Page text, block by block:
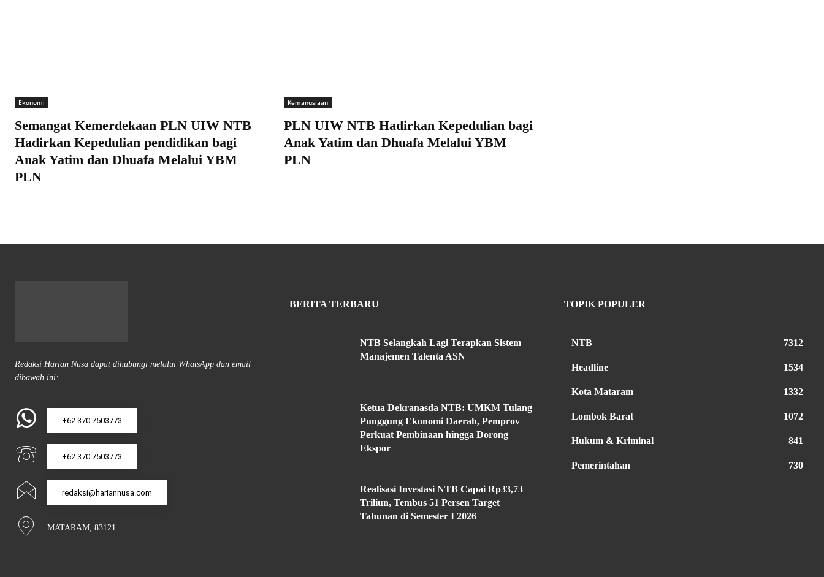
Ekonomi
Semangat Kemerdekaan PLN UIW NTB
Hadirkan Kepedulian pendidikan bagi
Anak Yatim dan Dhuafa Melalui YBM
PLN
Kemanusiaan
PLN UIW NTB Hadirkan Kepedulian bagi
Anak Yatim dan Dhuafa Melalui YBM
PLN
Redaksi Harian Nusa dapat dihubungi melalui WhatsApp dan email
dibawah ini:
+62 370 7503773
+62 370 7503773
redaksi@hariannusa.com
MATARAM, 83121
BERITA TERBARU
NTB Selangkah Lagi Terapkan Sistem
Manajemen Talenta ASN
Ketua Dekranasda NTB: UMKM Tulang
Punggung Ekonomi Daerah, Pemprov
Perkuat Pembinaan hingga Dorong
Ekspor
Realisasi Investasi NTB Capai Rp33,73
Triliun, Tembus 51 Persen Target
Tahunan di Semester I 2026
TOPIK POPULER
NTB 7312
Headline 1534
Kota Mataram 1332
Lombok Barat 1072
Hukum & Kriminal 841
Pemerintahan 730